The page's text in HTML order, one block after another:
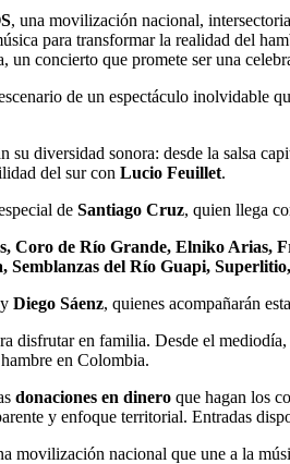
, una movilización nacional,
para transformar la realidad del
un concierto que promete ser una
de un espectáculo inolvidable
su diversidad sonora: desde la salsa
del sur con Lucio Feuillet.
de Santiago Cruz, quien llega
Coro de Río Grande, Elniko Arias,
del Río Guapi,
y Diego Sáenz, quienes acompañarán
disfrutar en familia. Desde el
en Colombia.
donaciones en dinero que hagan los
y enfoque territorial. Entradas
movilización nacional que une a la